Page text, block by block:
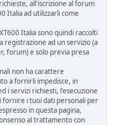
all'iscrizione al forum
Italia ad utilizzarli come
Italia sono quindi raccolti
ad un servizio (a
forum) e solo previa presa
non ha carattere
a fornirli impedisce, in
i servizi richiesti, l'esecuzione
fornire i tuoi dati personali per
in questa pagina,
al trattamento con